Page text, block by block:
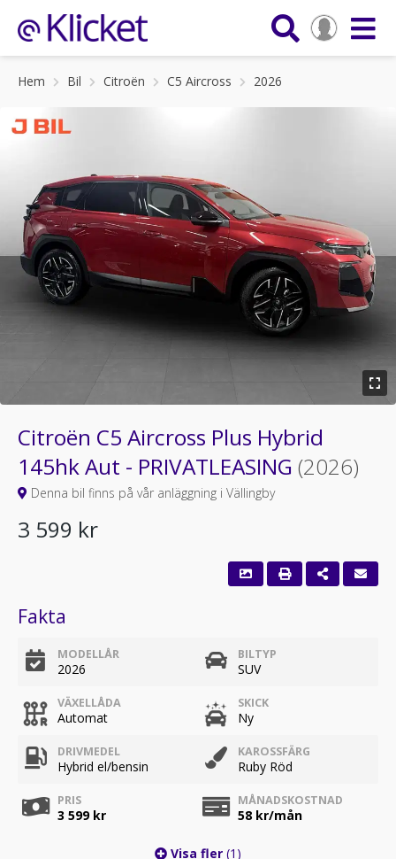
Hem Bil Citroën C5 Aircross 2026
Citroën C5 Aircross Plus Hybrid
145hk Aut - PRIVATLEASING (2026)
Denna bil finns på vår anläggning i Vällingby
3 599 kr
Fakta
MODELLÅR
2026
BILTYP
SUV
VÄXELLÅDA
Automat
SKICK
Ny
DRIVMEDEL
Hybrid el/bensin
KAROSSFÄRG
Ruby Röd
PRIS
3 599 kr
MÅNADSKOSTNAD
58 kr/mån
Visa fler (1)